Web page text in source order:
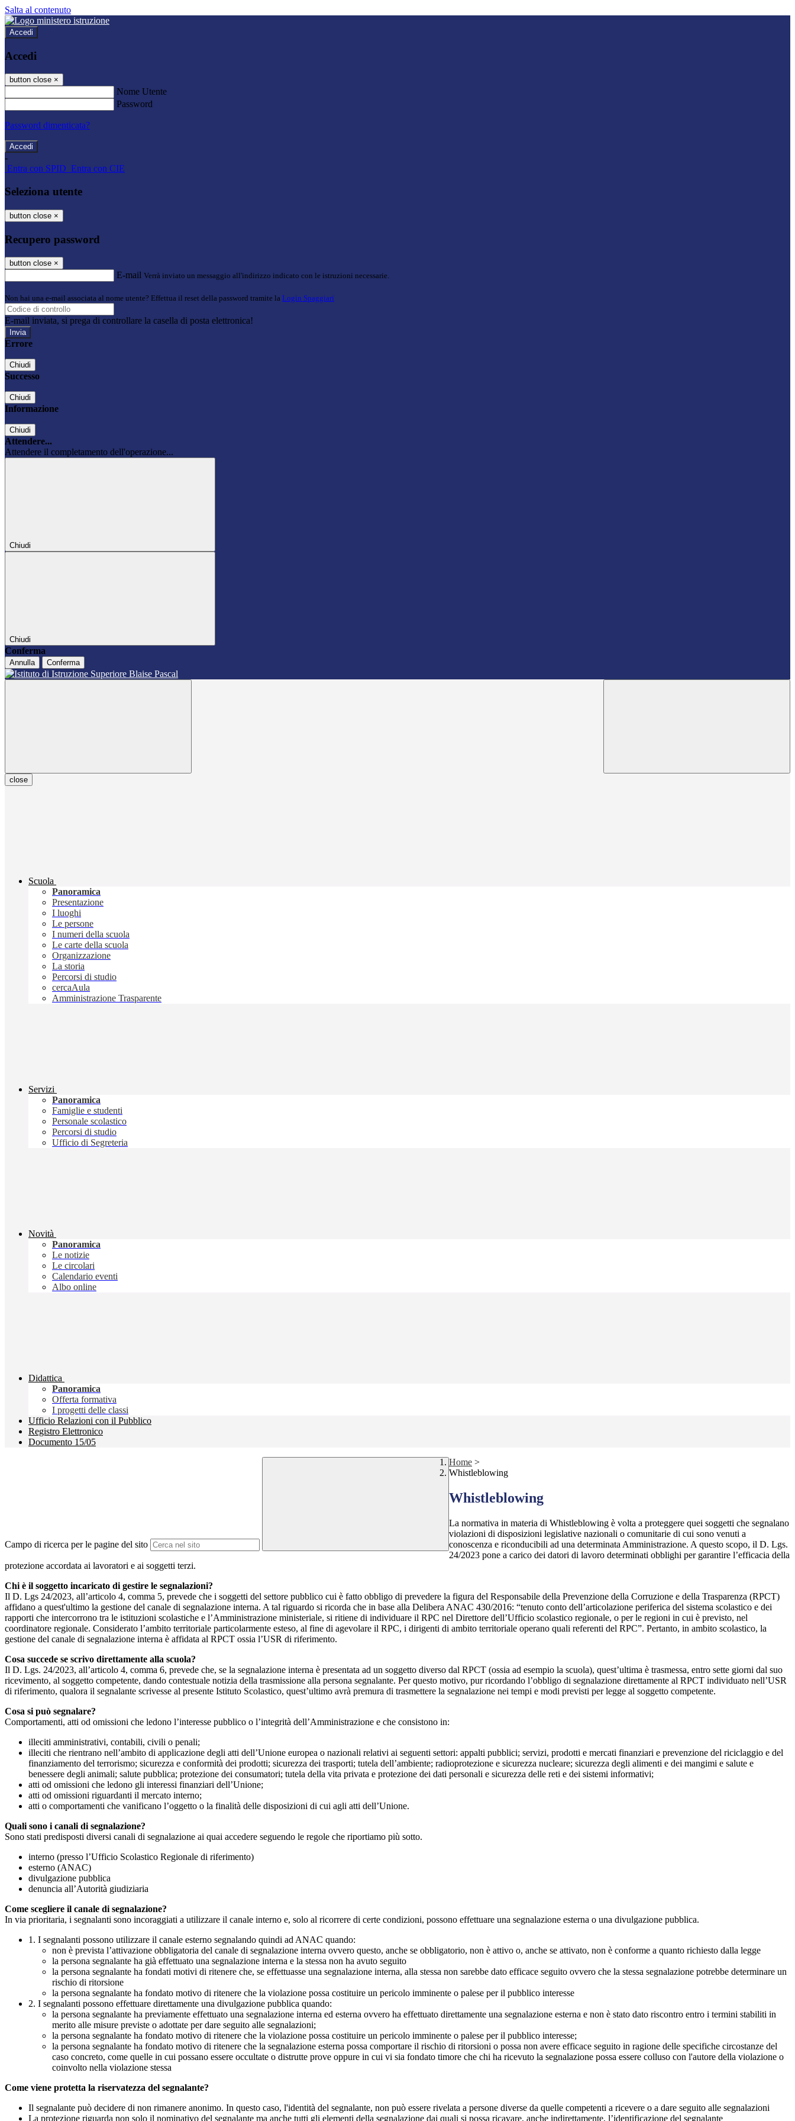
Salta al contenuto
Accedi
Accedi
button close ×
Nome Utente
Password
Password dimenticata?
-
Entra con SPID Entra con CIE
Seleziona utente
button close ×
Recupero password
button close ×
E-mail Verrà inviato un messaggio all'indirizzo indicato con le istruzioni necessarie.
Non hai una e-mail associata al nome utente? Effettua il reset della password tramite la Login Spaggiari
E-mail inviata, si prega di controllare la casella di posta elettronica!
Errore
Chiudi
Successo
Chiudi
Informazione
Chiudi
Attendere...
Attendere il completamento dell'operazione...
Chiudi
Chiudi
Conferma
Annulla Conferma
close
Scuola
Panoramica
Presentazione
I luoghi
Le persone
I numeri della scuola
Le carte della scuola
Organizzazione
La storia
Percorsi di studio
cercaAula
Amministrazione Trasparente
Servizi
Panoramica
Famiglie e studenti
Personale scolastico
Percorsi di studio
Ufficio di Segreteria
Novità
Panoramica
Le notizie
Le circolari
Calendario eventi
Albo online
Didattica
Panoramica
Offerta formativa
I progetti delle classi
Ufficio Relazioni con il Pubblico
Registro Elettronico
Documento 15/05
Campo di ricerca per le pagine del sito
Home >
Whistleblowing
Whistleblowing
La normativa in materia di Whistleblowing è volta a proteggere quei soggetti che segnalano
violazioni di disposizioni legislative nazionali o comunitarie di cui sono venuti a
conoscenza e riconducibili ad una determinata Amministrazione. A questo scopo, il D. Lgs.
24/2023 pone a carico dei datori di lavoro determinati obblighi per garantire l’efficacia della
protezione accordata ai lavoratori e ai soggetti terzi.
Chi è il soggetto incaricato di gestire le segnalazioni?
Il D. Lgs 24/2023, all’articolo 4, comma 5, prevede che i soggetti del settore pubblico cui è fatto obbligo di prevedere la figura del Responsabile della Prevenzione della Corruzione e della Trasparenza (RPCT)
affidano a quest'ultimo la gestione del canale di segnalazione interna. A tal riguardo si ricorda che in base alla Delibera ANAC 430/2016: “tenuto conto dell’articolazione periferica del sistema scolastico e dei
rapporti che intercorrono tra le istituzioni scolastiche e l’Amministrazione ministeriale, si ritiene di individuare il RPC nel Direttore dell’Ufficio scolastico regionale, o per le regioni in cui è previsto, nel
coordinatore regionale. Considerato l’ambito territoriale particolarmente esteso, al fine di agevolare il RPC, i dirigenti di ambito territoriale operano quali referenti del RPC”. Pertanto, in ambito scolastico, la
gestione del canale di segnalazione interna è affidata al RPCT ossia l’USR di riferimento.
Cosa succede se scrivo direttamente alla scuola?
Il D. Lgs. 24/2023, all’articolo 4, comma 6, prevede che, se la segnalazione interna è presentata ad un soggetto diverso dal RPCT (ossia ad esempio la scuola), quest’ultima è trasmessa, entro sette giorni dal suo
ricevimento, al soggetto competente, dando contestuale notizia della trasmissione alla persona segnalante. Per questo motivo, pur ricordando l’obbligo di segnalazione direttamente al RPCT individuato nell’USR
di riferimento, qualora il segnalante scrivesse al presente Istituto Scolastico, quest’ultimo avrà premura di trasmettere la segnalazione nei tempi e modi previsti per legge al soggetto competente.
Cosa si può segnalare?
Comportamenti, atti od omissioni che ledono l’interesse pubblico o l’integrità dell’Amministrazione e che consistono in:
illeciti amministrativi, contabili, civili o penali;
illeciti che rientrano nell’ambito di applicazione degli atti dell’Unione europea o nazionali relativi ai seguenti settori: appalti pubblici; servizi, prodotti e mercati finanziari e prevenzione del riciclaggio e del
finanziamento del terrorismo; sicurezza e conformità dei prodotti; sicurezza dei trasporti; tutela dell’ambiente; radioprotezione e sicurezza nucleare; sicurezza degli alimenti e dei mangimi e salute e
benessere degli animali; salute pubblica; protezione dei consumatori; tutela della vita privata e protezione dei dati personali e sicurezza delle reti e dei sistemi informativi;
atti od omissioni che ledono gli interessi finanziari dell’Unione;
atti od omissioni riguardanti il mercato interno;
atti o comportamenti che vanificano l’oggetto o la finalità delle disposizioni di cui agli atti dell’Unione.
Quali sono i canali di segnalazione?
Sono stati predisposti diversi canali di segnalazione ai quai accedere seguendo le regole che riportiamo più sotto.
interno (presso l’Ufficio Scolastico Regionale di riferimento)
esterno (ANAC)
divulgazione pubblica
denuncia all’Autorità giudiziaria
Come scegliere il canale di segnalazione?
In via prioritaria, i segnalanti sono incoraggiati a utilizzare il canale interno e, solo al ricorrere di certe condizioni, possono effettuare una segnalazione esterna o una divulgazione pubblica.
1. I segnalanti possono utilizzare il canale esterno segnalando quindi ad ANAC quando:
non è prevista l’attivazione obbligatoria del canale di segnalazione interna ovvero questo, anche se obbligatorio, non è attivo o, anche se attivato, non è conforme a quanto richiesto dalla legge
la persona segnalante ha già effettuato una segnalazione interna e la stessa non ha avuto seguito
la persona segnalante ha fondati motivi di ritenere che, se effettuasse una segnalazione interna, alla stessa non sarebbe dato efficace seguito ovvero che la stessa segnalazione potrebbe determinare un
rischio di ritorsione
la persona segnalante ha fondato motivo di ritenere che la violazione possa costituire un pericolo imminente o palese per il pubblico interesse
2. I segnalanti possono effettuare direttamente una divulgazione pubblica quando:
la persona segnalante ha previamente effettuato una segnalazione interna ed esterna ovvero ha effettuato direttamente una segnalazione esterna e non è stato dato riscontro entro i termini stabiliti in
merito alle misure previste o adottate per dare seguito alle segnalazioni;
la persona segnalante ha fondato motivo di ritenere che la violazione possa costituire un pericolo imminente o palese per il pubblico interesse;
la persona segnalante ha fondato motivo di ritenere che la segnalazione esterna possa comportare il rischio di ritorsioni o possa non avere efficace seguito in ragione delle specifiche circostanze del
caso concreto, come quelle in cui possano essere occultate o distrutte prove oppure in cui vi sia fondato timore che chi ha ricevuto la segnalazione possa essere colluso con l'autore della violazione o
coinvolto nella violazione stessa
Come viene protetta la riservatezza del segnalante?
Il segnalante può decidere di non rimanere anonimo. In questo caso, l'identità del segnalante, non può essere rivelata a persone diverse da quelle competenti a ricevere o a dare seguito alle segnalazioni
La protezione riguarda non solo il nominativo del segnalante ma anche tutti gli elementi della segnalazione dai quali si possa ricavare, anche indirettamente, l’identificazione del segnalante